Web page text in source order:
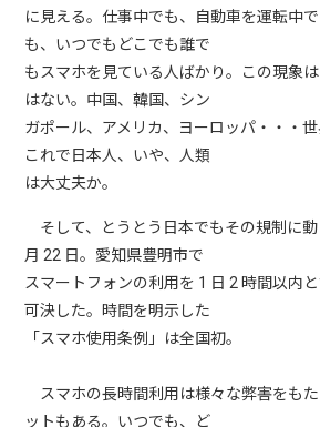
に見える。仕事中でも、自動車を運転中
も、いつでもどこでも誰で
もスマホを見ている人ばかり。この現象
はない。中国、韓国、シン
ガポール、アメリカ、ヨーロッパ・・・世
これで日本人、いや、人類
は大丈夫か。
そして、とうとう日本でもその規制に
月 22 日。愛知県豊明市で
スマートフォンの利用を 1 日 2 時間以内
可決した。時間を明示した
「スマホ使用条例」は全国初。
スマホの長時間利用は様々な弊害をもた
ットもある。いつでも、ど